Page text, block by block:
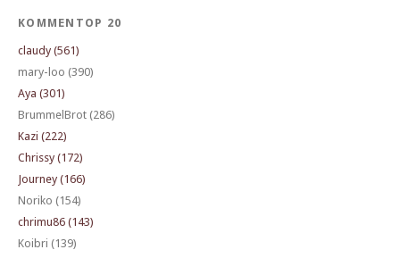
KOMMENTOP 20
claudy (561)
mary-loo (390)
Aya (301)
BrummelBrot (286)
Kazi (222)
Chrissy (172)
Journey (166)
Noriko (154)
chrimu86 (143)
Koibri (139)